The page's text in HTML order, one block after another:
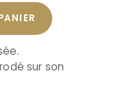
sur son